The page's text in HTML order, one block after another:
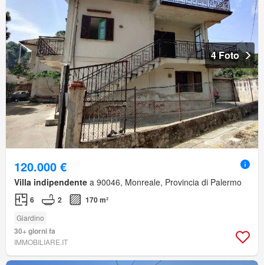
4 Foto
120.000 €
Villa indipendente a 90046, Monreale, Provincia di Palermo
6 2 170 m²
Giardino
30+ giorni fa
IMMOBILIARE.IT